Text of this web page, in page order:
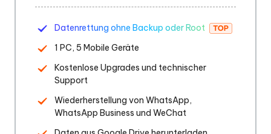
Datenrettung ohne Backup oder Root
1 PC, 5 Mobile Geräte
Kostenlose Upgrades und technischer
Support
Wiederherstellung von WhatsApp,
WhatsApp Business und WeChat